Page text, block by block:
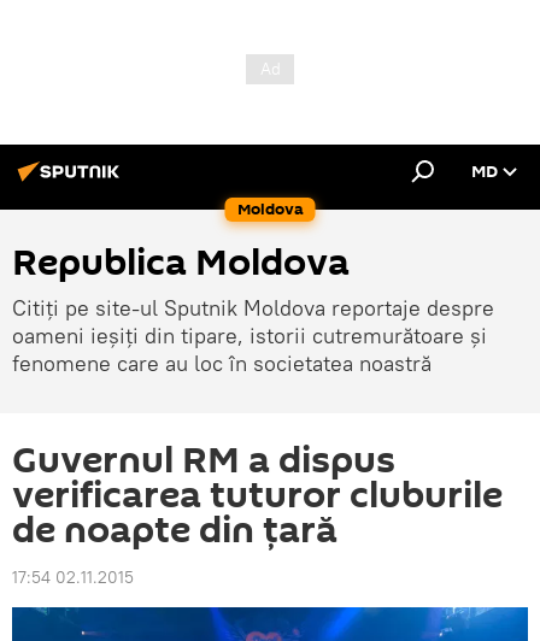
Moldova
MD
Republica Moldova
Citiți pe site-ul Sputnik Moldova reportaje despre
oameni ieșiți din tipare, istorii cutremurătoare și
fenomene care au loc în societatea noastră
Guvernul RM a dispus
verificarea tuturor cluburile
de noapte din ţară
17:54 02.11.2015